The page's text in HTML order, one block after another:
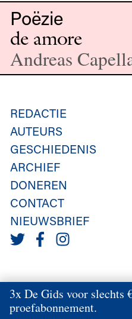
Poëzie
de amore
Andreas
REDACTIE
AUTEURS
GESCHIEDENIS
ARCHIEF
DONEREN
CONTACT
NIEUWSBRIEF
3x De Gids voor slechts
proefabonnement.